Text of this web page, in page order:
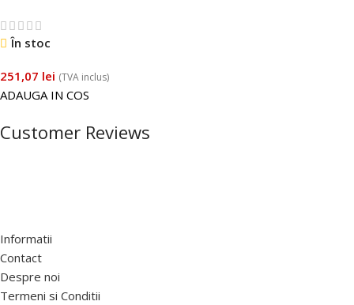
În stoc
251,07 lei (TVA inclus)
ADAUGA IN COS
Customer Reviews
Informatii
Contact
Despre noi
Termeni si Conditii